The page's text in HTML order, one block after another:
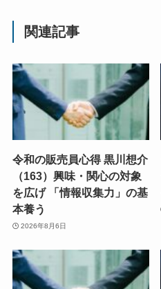
関連記事
令和の販売員心得 黒川想介
（163）興味・関心の対象
を広げ 「情報収集力」の基
本養う
2026年8月6日